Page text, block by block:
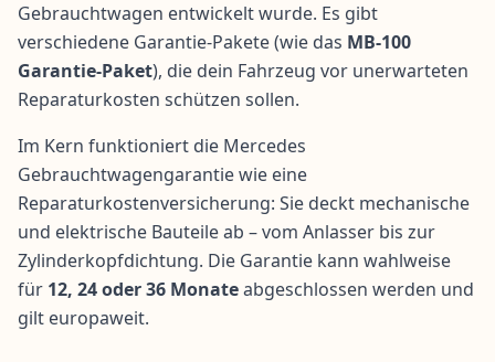
Gebrauchtwagen entwickelt wurde. Es gibt
verschiedene Garantie-Pakete (wie das MB-100
Garantie-Paket), die dein Fahrzeug vor unerwarteten
Reparaturkosten schützen sollen.
Im Kern funktioniert die Mercedes
Gebrauchtwagengarantie wie eine
Reparaturkostenversicherung: Sie deckt mechanische
und elektrische Bauteile ab – vom Anlasser bis zur
Zylinderkopfdichtung. Die Garantie kann wahlweise
für 12, 24 oder 36 Monateabgeschlossen werden und
gilt europaweit.